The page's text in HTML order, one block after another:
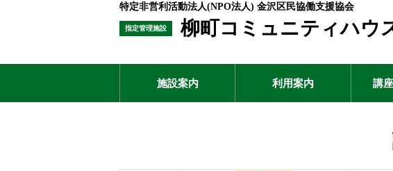
特定非営利活動法人(NPO法人) 金沢区民協働支援協会
指定管理施設 柳町コミュニティハウ
施設案内 利用案内 講